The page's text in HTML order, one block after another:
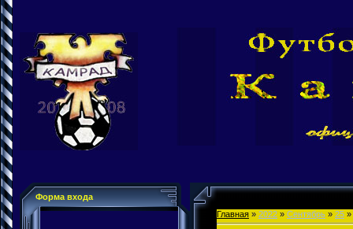
Форма входа
Главная » 2022 » Сентябрь » 25 »